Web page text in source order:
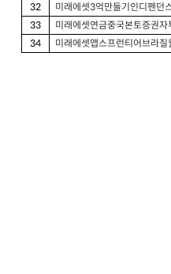
32
미래에셋3억만들기인디펜던
33
미래에셋연금중국본토증권자
34
미래에셋맵스프런티어브라